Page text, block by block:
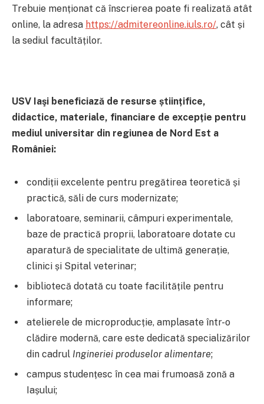
Trebuie menționat că înscrierea poate fi realizată atât
online, la adresa https://admitereonline.iuls.ro/, cât și
la sediul facultăților.
USV Iaşi beneficiază de resurse științifice,
didactice, materiale, financiare de excepție pentru
mediul universitar din regiunea de Nord Est a
României:
condiții excelente pentru pregătirea teoretică și
practică, săli de curs modernizate;
laboratoare, seminarii, câmpuri experimentale,
baze de practică proprii, laboratoare dotate cu
aparatură de specialitate de ultimă generație,
clinici și Spital veterinar;
bibliotecă dotată cu toate facilitățile pentru
informare;
atelierele de microproducție, amplasate într-o
clădire modernă, care este dedicată specializărilor
din cadrul Ingineriei produselor alimentare;
campus studențesc în cea mai frumoasă zonă a
Iașului;